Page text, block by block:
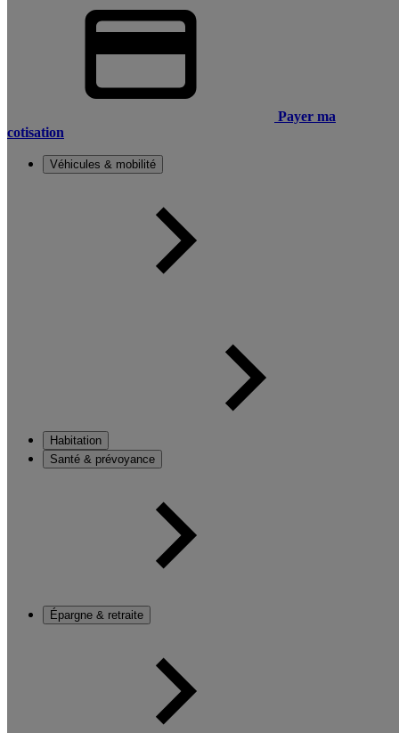
Payer ma
cotisation
Véhicules & mobilité
Habitation
Santé & prévoyance
Épargne & retraite